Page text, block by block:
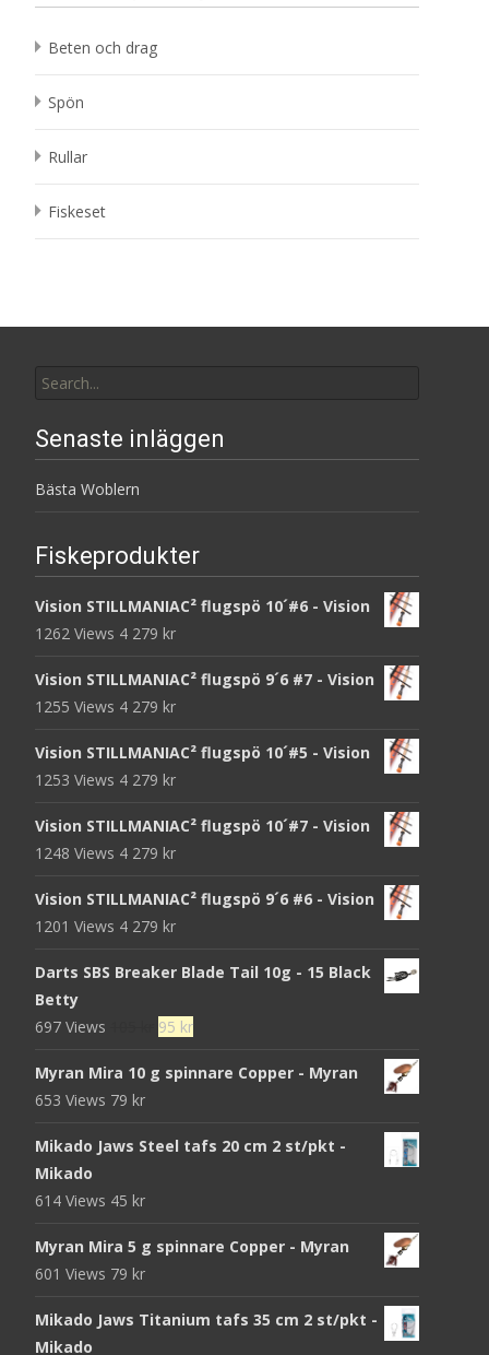
Beten och drag
Spön
Rullar
Fiskeset
for:
Senaste inläggen
Bästa Woblern
Fiskeprodukter
Vision STILLMANIAC² flugspö 10´#6 - Vision
1262 Views 4 279 kr
Vision STILLMANIAC² flugspö 9´6 #7 - Vision
1255 Views 4 279 kr
Vision STILLMANIAC² flugspö 10´#5 - Vision
1253 Views 4 279 kr
Vision STILLMANIAC² flugspö 10´#7 - Vision
1248 Views 4 279 kr
Vision STILLMANIAC² flugspö 9´6 #6 - Vision
1201 Views 4 279 kr
Darts SBS Breaker Blade Tail 10g - 15 Black
Betty
697 Views
Det
priset
95 krDet
priset
Myran Mira 10 g spinnare Copper - Myran
653 Views 79 kr
Mikado Jaws Steel tafs 20 cm 2 st/pkt -
Mikado
614 Views 45 kr
Myran Mira 5 g spinnare Copper - Myran
601 Views 79 kr
Mikado Jaws Titanium tafs 35 cm 2 st/pkt -
Mikado